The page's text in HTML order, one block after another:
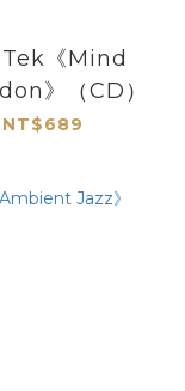
《Mind
》（CD）
NT$689